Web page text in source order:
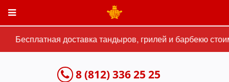
Бесплатная доставка тандыров, грилей и барбекю
8 (812) 336 25 25